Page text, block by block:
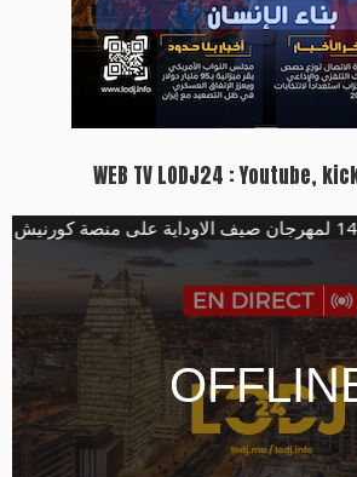
WEB TV LODJ24 : Youtube,